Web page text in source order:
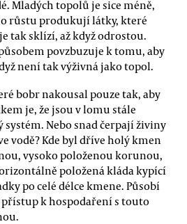
Mladých topolů je sice méně,
růstu produkují látky, které
tak sklízí, až když odrostou.
povzbuzuje k tomu, aby
není tak výživná jako topol.
bobr nakousal pouze tak, aby
je, že jsou v lomu stále
Nebo snad čerpají živiny
vodě? Kde byl dříve holý kmen
vysoko položenou korunou,
položená kláda kypící
po celé délce kmene. Působí
k hospodaření s touto